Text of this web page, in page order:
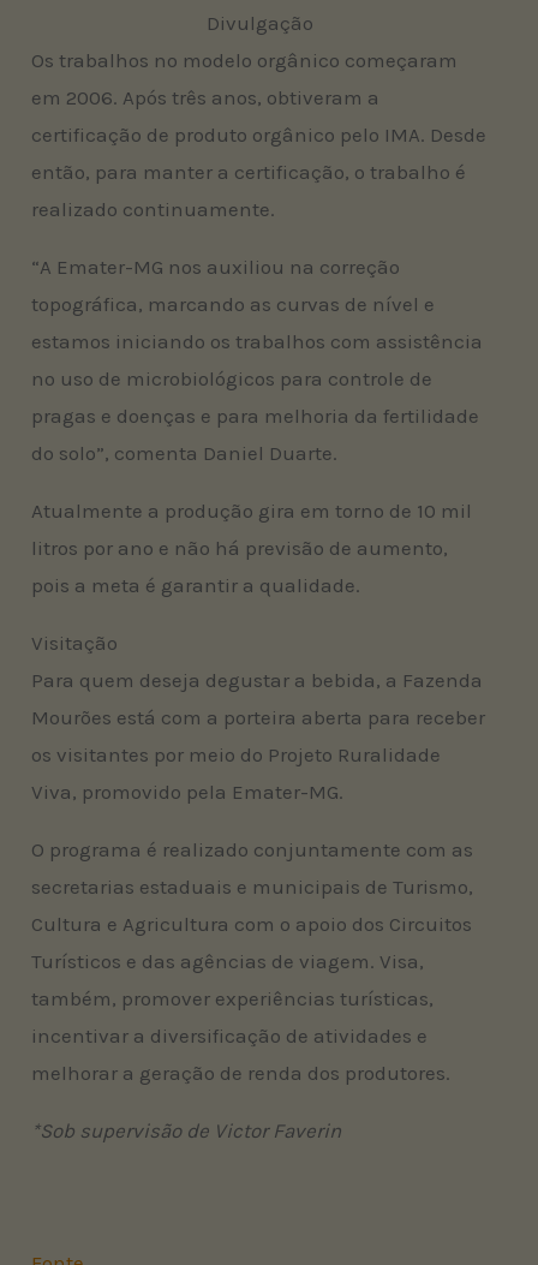
Divulgação
Os trabalhos no modelo orgânico começaram
em 2006. Após três anos, obtiveram a
certificação de produto orgânico pelo IMA. Desde
então, para manter a certificação, o trabalho é
realizado continuamente.
“A Emater-MG nos auxiliou na correção
topográfica, marcando as curvas de nível e
estamos iniciando os trabalhos com assistência
no uso de microbiológicos para controle de
pragas e doenças e para melhoria da fertilidade
do solo”, comenta Daniel Duarte.
Atualmente a produção gira em torno de 10 mil
litros por ano e não há previsão de aumento,
pois a meta é garantir a qualidade.
Visitação
Para quem deseja degustar a bebida, a Fazenda
Mourões está com a porteira aberta para receber
os visitantes por meio do Projeto Ruralidade
Viva, promovido pela Emater-MG.
O programa é realizado conjuntamente com as
secretarias estaduais e municipais de Turismo,
Cultura e Agricultura com o apoio dos Circuitos
Turísticos e das agências de viagem. Visa,
também, promover experiências turísticas,
incentivar a diversificação de atividades e
melhorar a geração de renda dos produtores.
*Sob supervisão de Victor Faverin